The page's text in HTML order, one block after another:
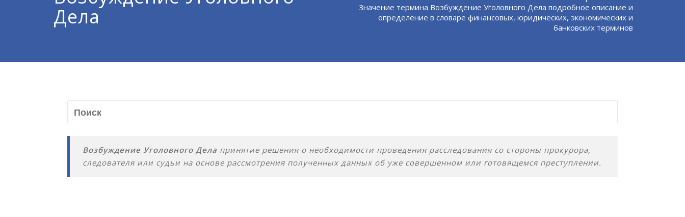
Дела
Значение термина Возбуждение Уголовного Дела подробное описание и
определение в словаре финансовых, юридических, экономических и
банковских терминов
Возбуждение Уголовного Дела принятие решения о необходимости проведения расследования со стороны прокурора,
следователя или судьи на основе рассмотрения полученных данных об уже совершенном или готовящемся преступлении.